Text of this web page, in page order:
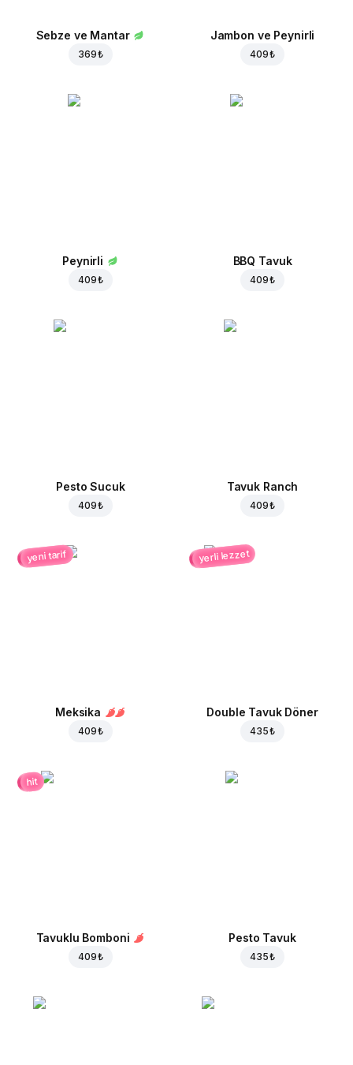
Sebze ve Mantar
369 ₺
Jambon ve Peynirli
409 ₺
Peynirli
409 ₺
BBQ Tavuk
409 ₺
Pesto Sucuk
409 ₺
Tavuk Ranch
409 ₺
yeni tarif
Meksika
409 ₺
yerli lezzet
Double Tavuk Döner
435 ₺
hit
Tavuklu Bomboni
409 ₺
Pesto Tavuk
435 ₺